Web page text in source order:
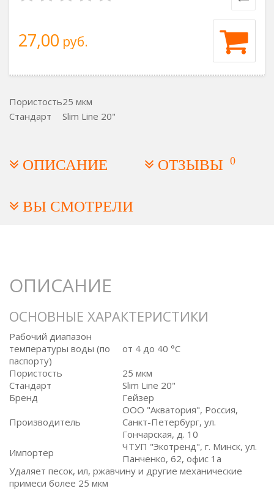
27,00 руб.
Пористость25 мкм
Стандарт
Slim Line 20"
ОПИСАНИЕ ОТЗЫВЫ 0
ВЫ СМОТРЕЛИ
ОПИСАНИЕ
ОСНОВНЫЕ ХАРАКТЕРИСТИКИ
Рабочий диапазон
температуры воды (по
паспорту)
от 4 до 40 °C
Пористость
25 мкм
Стандарт
Slim Line 20"
Бренд
Гейзер
Производитель
ООО "Акватория", Россия,
Санкт-Петербург, ул.
Гончарская, д. 10
Импортер
ЧТУП "Экотренд", г. Минск, ул.
Панченко, 62, офис 1а
Удаляет песок, ил, ржавчину и другие механические
примеси более 25 мкм